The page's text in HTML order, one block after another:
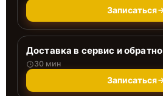
Записаться
Доставка в сервис и обратно
30 мин
Записаться